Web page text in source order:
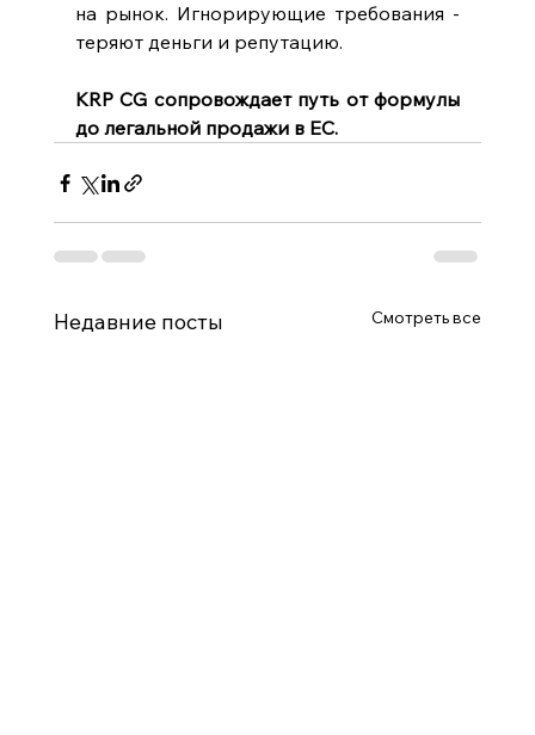
на рынок. Игнорирующие требования -
теряют деньги и репутацию.
KRP CG сопровождает путь от формулы
до легальной продажи в ЕС.
Недавние посты Смотреть все